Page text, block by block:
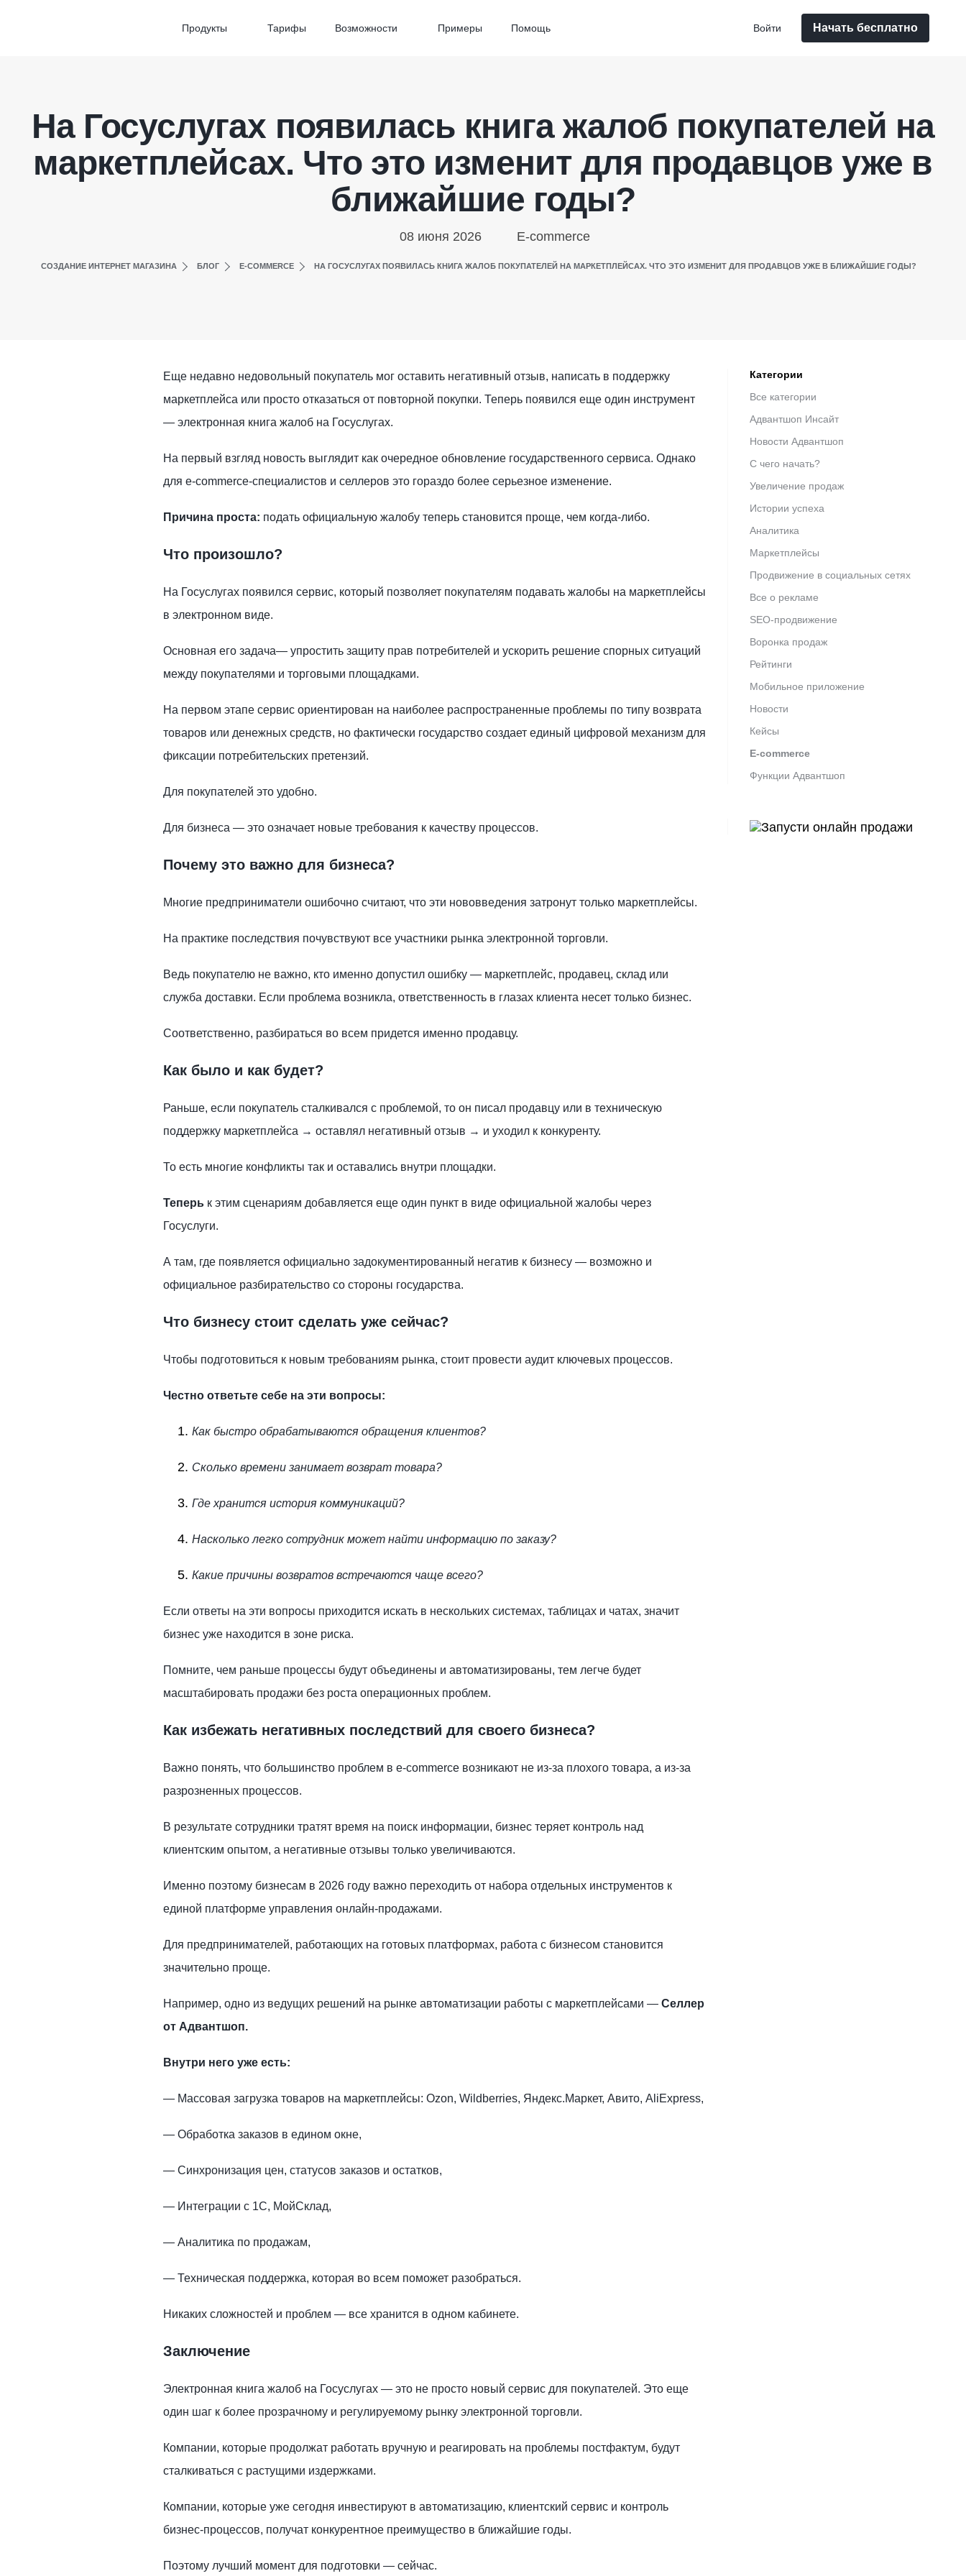
Продукты Тарифы Возможности Примеры Помощь Начать бесплатно
Войти
На Госуслугах появилась книга жалоб покупателей на
маркетплейсах. Что это изменит для продавцов уже в
ближайшие годы?
08 июня 2026 E-commerce
СОЗДАНИЕ ИНТЕРНЕТ МАГАЗИНА БЛОГ E-COMMERCE НА ГОСУСЛУГАХ ПОЯВИЛАСЬ КНИГА ЖАЛОБ ПОКУПАТЕЛЕЙ НА МАРКЕТПЛЕЙСАХ. ЧТО ЭТО ИЗМЕНИТ ДЛЯ ПРОДАВЦОВ УЖЕ В БЛИЖАЙШИЕ ГОДЫ?
Категории
Все категории
Адвантшоп Инсайт
Новости Адвантшоп
С чего начать?
Увеличение продаж
Истории успеха
Аналитика
Маркетплейсы
Продвижение в социальных сетях
Все о рекламе
SEO-продвижение
Воронка продаж
Рейтинги
Мобильное приложение
Новости
Кейсы
E-commerce
Функции Адвантшоп
Еще недавно недовольный покупатель мог оставить негативный отзыв, написать в поддержку
маркетплейса или просто отказаться от повторной покупки. Теперь появился еще один инструмент
— электронная книга жалоб на Госуслугах.
На первый взгляд новость выглядит как очередное обновление государственного сервиса. Однако
для e-commerce-специалистов и селлеров это гораздо более серьезное изменение.
Причина проста: подать официальную жалобу теперь становится проще, чем когда-либо.
Что произошло?
На Госуслугах появился сервис, который позволяет покупателям подавать жалобы на маркетплейсы
в электронном виде.
Основная его задача— упростить защиту прав потребителей и ускорить решение спорных ситуаций
между покупателями и торговыми площадками.
На первом этапе сервис ориентирован на наиболее распространенные проблемы по типу возврата
товаров или денежных средств, но фактически государство создает единый цифровой механизм для
фиксации потребительских претензий.
Для покупателей это удобно.
Для бизнеса — это означает новые требования к качеству процессов.
Почему это важно для бизнеса?
Многие предприниматели ошибочно считают, что эти нововведения затронут только маркетплейсы.
На практике последствия почувствуют все участники рынка электронной торговли.
Ведь покупателю не важно, кто именно допустил ошибку — маркетплейс, продавец, склад или
служба доставки. Если проблема возникла, ответственность в глазах клиента несет только бизнес.
Соответственно, разбираться во всем придется именно продавцу.
Как было и как будет?
Раньше, если покупатель сталкивался с проблемой, то он писал продавцу или в техническую
поддержку маркетплейса → оставлял негативный отзыв → и уходил к конкуренту.
То есть многие конфликты так и оставались внутри площадки.
Теперь к этим сценариям добавляется еще один пункт в виде официальной жалобы через
Госуслуги.
А там, где появляется официально задокументированный негатив к бизнесу — возможно и
официальное разбирательство со стороны государства.
Что бизнесу стоит сделать уже сейчас?
Чтобы подготовиться к новым требованиям рынка, стоит провести аудит ключевых процессов.
Честно ответьте себе на эти вопросы:
Как быстро обрабатываются обращения клиентов?
Сколько времени занимает возврат товара?
Где хранится история коммуникаций?
Насколько легко сотрудник может найти информацию по заказу?
Какие причины возвратов встречаются чаще всего?
Если ответы на эти вопросы приходится искать в нескольких системах, таблицах и чатах, значит
бизнес уже находится в зоне риска.
Помните, чем раньше процессы будут объединены и автоматизированы, тем легче будет
масштабировать продажи без роста операционных проблем.
Как избежать негативных последствий для своего бизнеса?
Важно понять, что большинство проблем в e-commerce возникают не из-за плохого товара, а из-за
разрозненных процессов.
В результате сотрудники тратят время на поиск информации, бизнес теряет контроль над
клиентским опытом, а негативные отзывы только увеличиваются.
Именно поэтому бизнесам в 2026 году важно переходить от набора отдельных инструментов к
единой платформе управления онлайн-продажами.
Для предпринимателей, работающих на готовых платформах, работа с бизнесом становится
значительно проще.
Например, одно из ведущих решений на рынке автоматизации работы с маркетплейсами — Селлер
от Адвантшоп.
Внутри него уже есть:
— Массовая загрузка товаров на маркетплейсы: Ozon, Wildberries, Яндекс.Маркет, Авито, AliExpress,
— Обработка заказов в едином окне,
— Синхронизация цен, статусов заказов и остатков,
— Интеграции с 1С, МойСклад,
— Аналитика по продажам,
— Техническая поддержка, которая во всем поможет разобраться.
Никаких сложностей и проблем — все хранится в одном кабинете.
Заключение
Электронная книга жалоб на Госуслугах — это не просто новый сервис для покупателей. Это еще
один шаг к более прозрачному и регулируемому рынку электронной торговли.
Компании, которые продолжат работать вручную и реагировать на проблемы постфактум, будут
сталкиваться с растущими издержками.
Компании, которые уже сегодня инвестируют в автоматизацию, клиентский сервис и контроль
бизнес-процессов, получат конкурентное преимущество в ближайшие годы.
Поэтому лучший момент для подготовки — сейчас.